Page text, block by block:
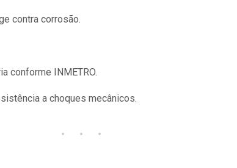
contra corrosão.
conforme INMETRO.
a choques mecânicos.